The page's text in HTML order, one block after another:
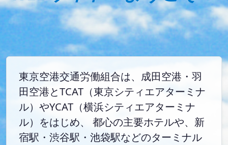
東京空港交通労働組合は、成田空港・羽
田空港とTCAT（東京シティエアターミナ
ル）やYCAT（横浜シティエアターミナ
ル）をはじめ、 都心の主要ホテルや、新
宿駅・渋谷駅・池袋駅などのターミナル